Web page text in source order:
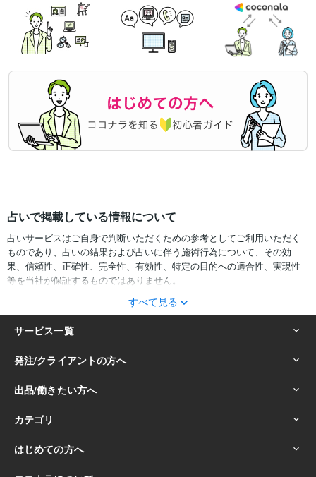
占いで掲載している情報について
占いサービスはご自身で判断いただくための参考としてご利用いただく
ものであり、占いの結果および占いに伴う施術行為について、その効
果、信頼性、正確性、完全性、有効性、特定の目的への適合性、実現性
等を当社が保証するものではありません。
サービスの結果をどのように利用するかは、お客様ご自身の自己責任に
おいて判断をお願いいたします。
占いの結果およびその内容を踏まえておこなったお客様の行動により生
ずる一切の損害について、当社および情報の提供者は一切責任を負いか
ねます。
すべて見る